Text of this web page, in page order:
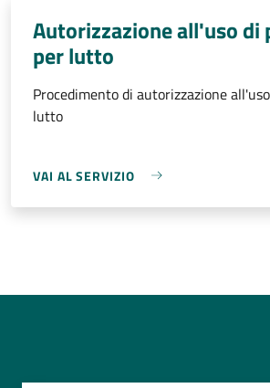
Autorizzazione all'uso di
per lutto
Procedimento di autorizzazione
lutto
VAI AL SERVIZIO